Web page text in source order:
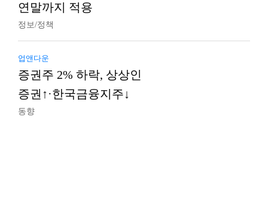
연말까지 적용
정보/정책
업앤다운
증권주 2% 하락, 상상인
증권↑·한국금융지주↓
동향